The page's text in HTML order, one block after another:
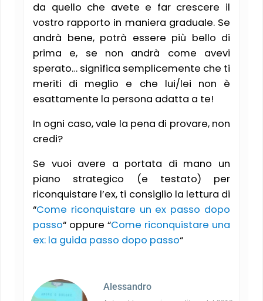
da quello che avete e far crescere il
vostro rapporto in maniera graduale. Se
andrà bene, potrà essere più bello di
prima e, se non andrà come avevi
sperato… significa semplicemente che ti
meriti di meglio e che lui/lei non è
esattamente la persona adatta a te!
In ogni caso, vale la pena di provare, non
credi?
Se vuoi avere a portata di mano un
piano strategico (e testato) per
riconquistare l’ex, ti consiglio la lettura di
“Come riconquistare un ex passo dopo
passo“ oppure “Come riconquistare una
ex: la guida passo dopo passo“
Alessandro